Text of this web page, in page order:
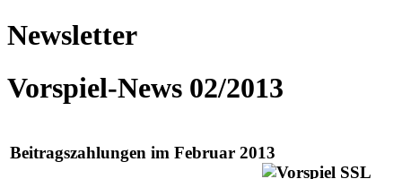
Newsletter
Vorspiel-News 02/2013
Beitragszahlungen im Februar 2013